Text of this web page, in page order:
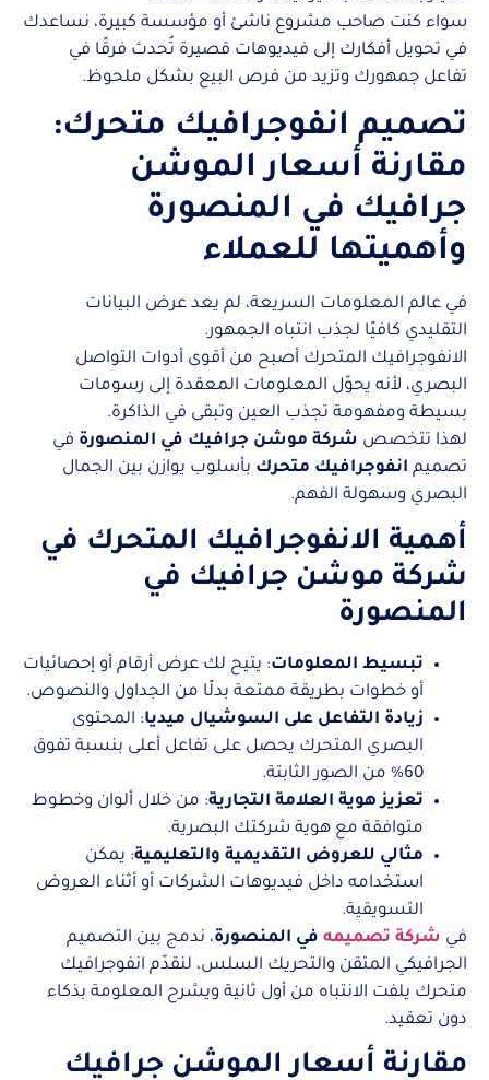
سواء كنت صاحب مشروع ناشئ أو مؤسسة كبيرة، نساعدك
في تحويل أفكارك إلى فيديوهات قصيرة تُحدث فرقًا في
تفاعل جمهورك وتزيد من فرص البيع بشكل ملحوظ.
تصميم انفوجرافيك متحرك:
مقارنة أسعار الموشن
جرافيك في المنصورة
وأهميتها للعملاء
في عالم المعلومات السريعة، لم يعد عرض البيانات
التقليدي كافيًا لجذب انتباه الجمهور.
الانفوجرافيك المتحرك أصبح من أقوى أدوات التواصل
البصري، لأنه يحوّل المعلومات المعقدة إلى رسومات
بسيطة ومفهومة تجذب العين وتبقى في الذاكرة.
لهذا تتخصص شركة موشن جرافيك في المنصورة في
تصميم انفوجرافيك متحرك بأسلوب يوازن بين الجمال
البصري وسهولة الفهم.
أهمية الانفوجرافيك المتحرك في
شركة موشن جرافيك في
المنصورة
تبسيط المعلومات: يتيح لك عرض أرقام أو إحصائيات
أو خطوات بطريقة ممتعة بدلًا من الجداول والنصوص.
زيادة التفاعل على السوشيال ميديا: المحتوى
البصري المتحرك يحصل على تفاعل أعلى بنسبة تفوق
60% من الصور الثابتة.
تعزيز هوية العلامة التجارية: من خلال ألوان وخطوط
متوافقة مع هوية شركتك البصرية.
مثالي للعروض التقديمية والتعليمية: يمكن
استخدامه داخل فيديوهات الشركات أو أثناء العروض
التسويقية.
في شركة تصميمه في المنصورة، ندمج بين التصميم
الجرافيكي المتقن والتحريك السلس، لنقدّم انفوجرافيك
متحرك يلفت الانتباه من أول ثانية ويشرح المعلومة بذكاء
دون تعقيد.
مقارنة أسعار الموشن جرافيك